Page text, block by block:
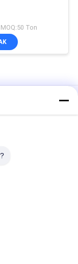
Ton
SMLS Pipa